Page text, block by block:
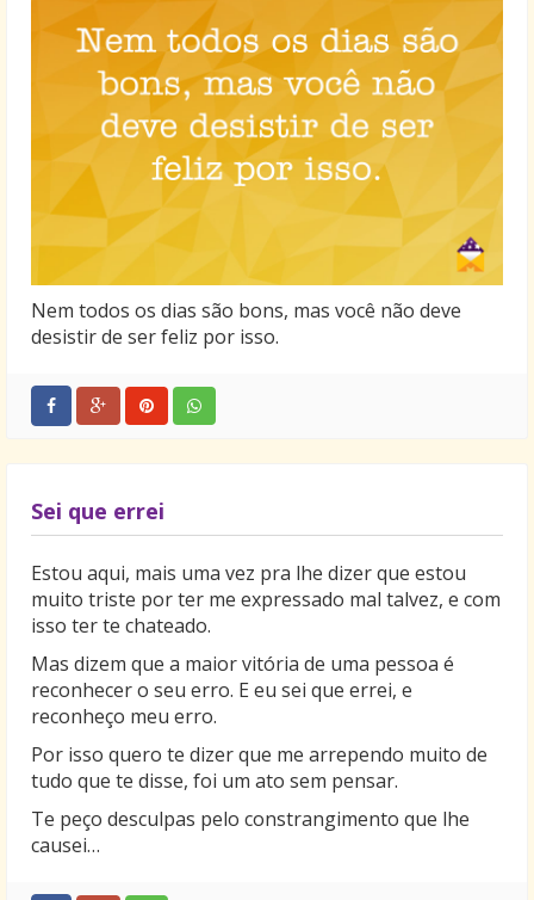
Nem todos os dias são bons, mas você não deve
desistir de ser feliz por isso.
Sei que errei
Estou aqui, mais uma vez pra lhe dizer que estou
muito triste por ter me expressado mal talvez, e com
isso ter te chateado.
Mas dizem que a maior vitória de uma pessoa é
reconhecer o seu erro. E eu sei que errei, e
reconheço meu erro.
Por isso quero te dizer que me arrependo muito de
tudo que te disse, foi um ato sem pensar.
Te peço desculpas pelo constrangimento que lhe
causei…